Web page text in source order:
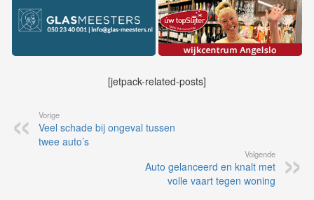
[jetpack-related-posts]
Vorige
Veel schade bij ongeval tussen
twee auto’s
Volgende
Auto gelanceerd en knalt met
volle vaart tegen woning